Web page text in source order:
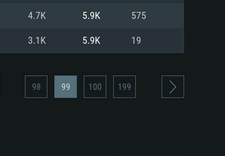
(client complet)
4.7K 5.9K 575
3.1K 5.9K 19
98 99 100 199